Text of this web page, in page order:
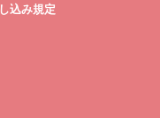
込み規定